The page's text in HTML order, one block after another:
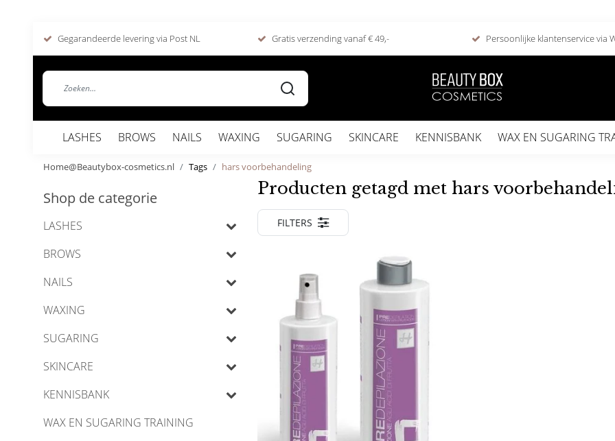
Gegarandeerde levering via Post NL Gratis verzending vanaf € 49,- Persoonlijke klantenservice via
LASHES BROWS NAILS WAXING SUGARING SKINCARE KENNISBANK WAX EN SUGARING
Home@Beautybox-cosmetics.nl Tags hars voorbehandeling
Shop de categorie
LASHES
BROWS
NAILS
WAXING
SUGARING
SKINCARE
KENNISBANK
WAX EN SUGARING TRAINING
Producten getagd met hars
FILTERS